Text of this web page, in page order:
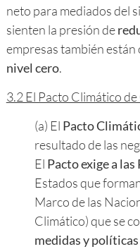
neto para mediados del
sienten la presión de
empresas también están
nivel cero.
3.2 El Pacto Climático
(a) El Pacto
resultado de las
El Pacto exige a las
Estados que
Marco de las
Climático) que se
medidas y